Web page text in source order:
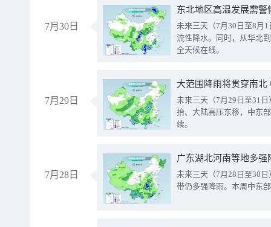
7月30日
东北地区高温发展需
未来三天（7月30日至8月
流性降水。同时，从华北
全天候在线。
7月29日
大范围降雨将贯穿南
未来三天（7月29日至31
抬、大陆高压东移，中东
续。
7月28日
广东湖北河南等地多
未来三天（7月28日至30
带仍多强降雨。本周中东